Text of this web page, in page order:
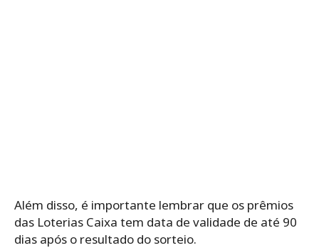
Além disso, é importante lembrar que os prêmios
das Loterias Caixa tem data de validade de até 90
dias após o resultado do sorteio.